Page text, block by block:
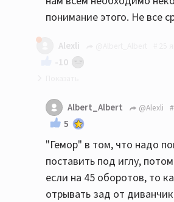
понимание этого. Не все
Alexli
-10
Но, это "гемор", и очень
А в чём то гемор
от аудиофильных контор
жизнь
Albert_Albert @Alexli
5
"Гемор" в том, что надо
поставить под иглу,
если на 45 оборотов, то
отрывать зад от